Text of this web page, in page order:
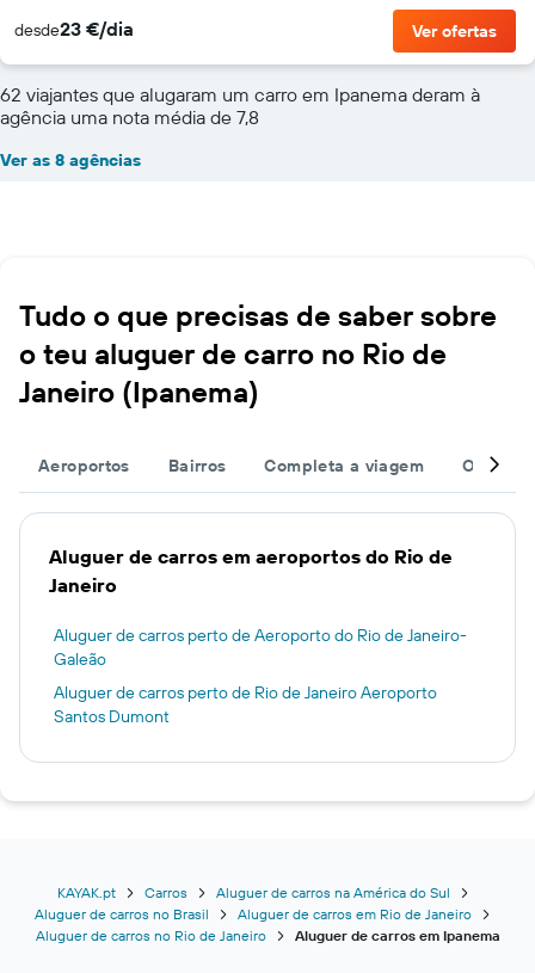
desde23 €/dia Ver ofertas
62 viajantes que alugaram um carro em Ipanema deram à
agência uma nota média de 7,8
Ver as 8 agências
Tudo o que precisas de saber sobre
o teu aluguer de carro no Rio de
Janeiro (Ipanema)
Aeroportos Bairros Completa a viagem Outros
Aluguer de carros em aeroportos do Rio de
Janeiro
Aluguer de carros perto de Aeroporto do Rio de Janeiro-
Galeão
Aluguer de carros perto de Rio de Janeiro Aeroporto
Santos Dumont
KAYAK.pt Carros
Aluguer de carros na América do Sul
Aluguer de carros no Brasil
Aluguer de carros em Rio de Janeiro
Aluguer de carros no Rio de Janeiro
Aluguer de carros em Ipanema